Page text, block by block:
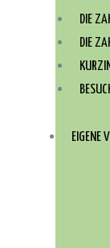
DIE
DIE
EIGENE